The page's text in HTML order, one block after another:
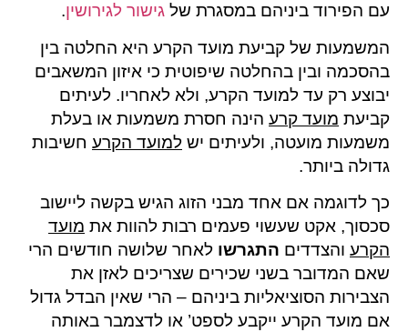
עם הפירוד ביניהם במסגרת של גישור לגירושין.
המשמעות של קביעת מועד הקרע היא החלטה בין
בהסכמה ובין בהחלטה שיפוטית כי איזון המשאבים
יבוצע רק עד למועד הקרע, ולא לאחריו. לעיתים
קביעת מועד קרע הינה חסרת משמעות או בעלת
משמעות מועטה, ולעיתים יש למועד הקרע חשיבות
גדולה ביותר.
כך לדוגמה אם אחד מבני הזוג הגיש בקשה ליישוב
סכסוך, אקט שעשוי פעמים רבות להוות את מועד
הקרע והצדדים התגרשו לאחר שלושה חודשים הרי
שאם המדובר בשני שכירים שצריכים לאזן את
הצבירות הסוציאליות ביניהם – הרי שאין הבדל גדול
אם מועד הקרע ייקבע לספט’ או לדצמבר באותה